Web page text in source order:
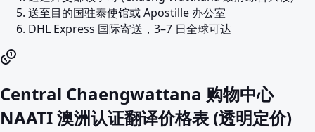
送至目的国驻泰使馆或 Apostille 办公室
DHL Express 国际寄送，3–7 日全球可达
Central Chaengwattana 购物中心
NAATI 澳洲认证翻译价格表 (透明定价)